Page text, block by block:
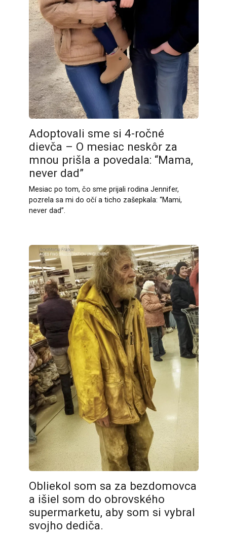
Adoptovali sme si 4-ročné
dievča – O mesiac neskôr za
mnou prišla a povedala: “Mama,
never dad”
Mesiac po tom, čo sme prijali rodina Jennifer,
pozrela sa mi do očí a ticho zašepkala: “Mami,
never dad”.
Obliekol som sa za bezdomovca
a išiel som do obrovského
supermarketu, aby som si vybral
svojho dediča.